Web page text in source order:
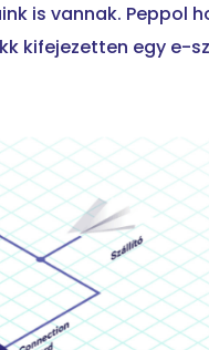
is vannak. Peppol
kifejezetten egy e-